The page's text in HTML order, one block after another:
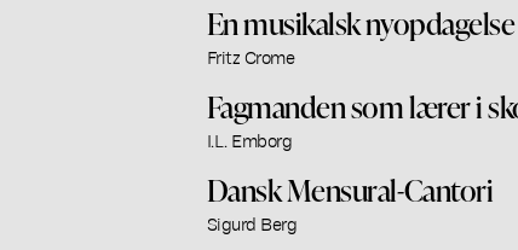
En musikalsk nyopdagelse
Fritz Crome
Fagmanden som lærer i
I.L. Emborg
Dansk Mensural-Cantori
Sigurd Berg